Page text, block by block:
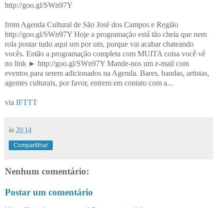
http://goo.gl/SWn97Y
from Agenda Cultural de São José dos Campos e Região
http://goo.gl/SWn97Y Hoje a programação está tão cheia que nem
rola postar tudo aqui um por um, porque vai acabar chateando
vocês. Então a programação completa com MUITA coisa você vê
no link ► http://goo.gl/SWn97Y Mande-nos um e-mail com
eventos para serem adicionados na Agenda. Bares, bandas, artistas,
agentes culturais, por favor, entrem em contato com a...
via IFTTT
às 20:14
Compartilhar
Nenhum comentário:
Postar um comentário